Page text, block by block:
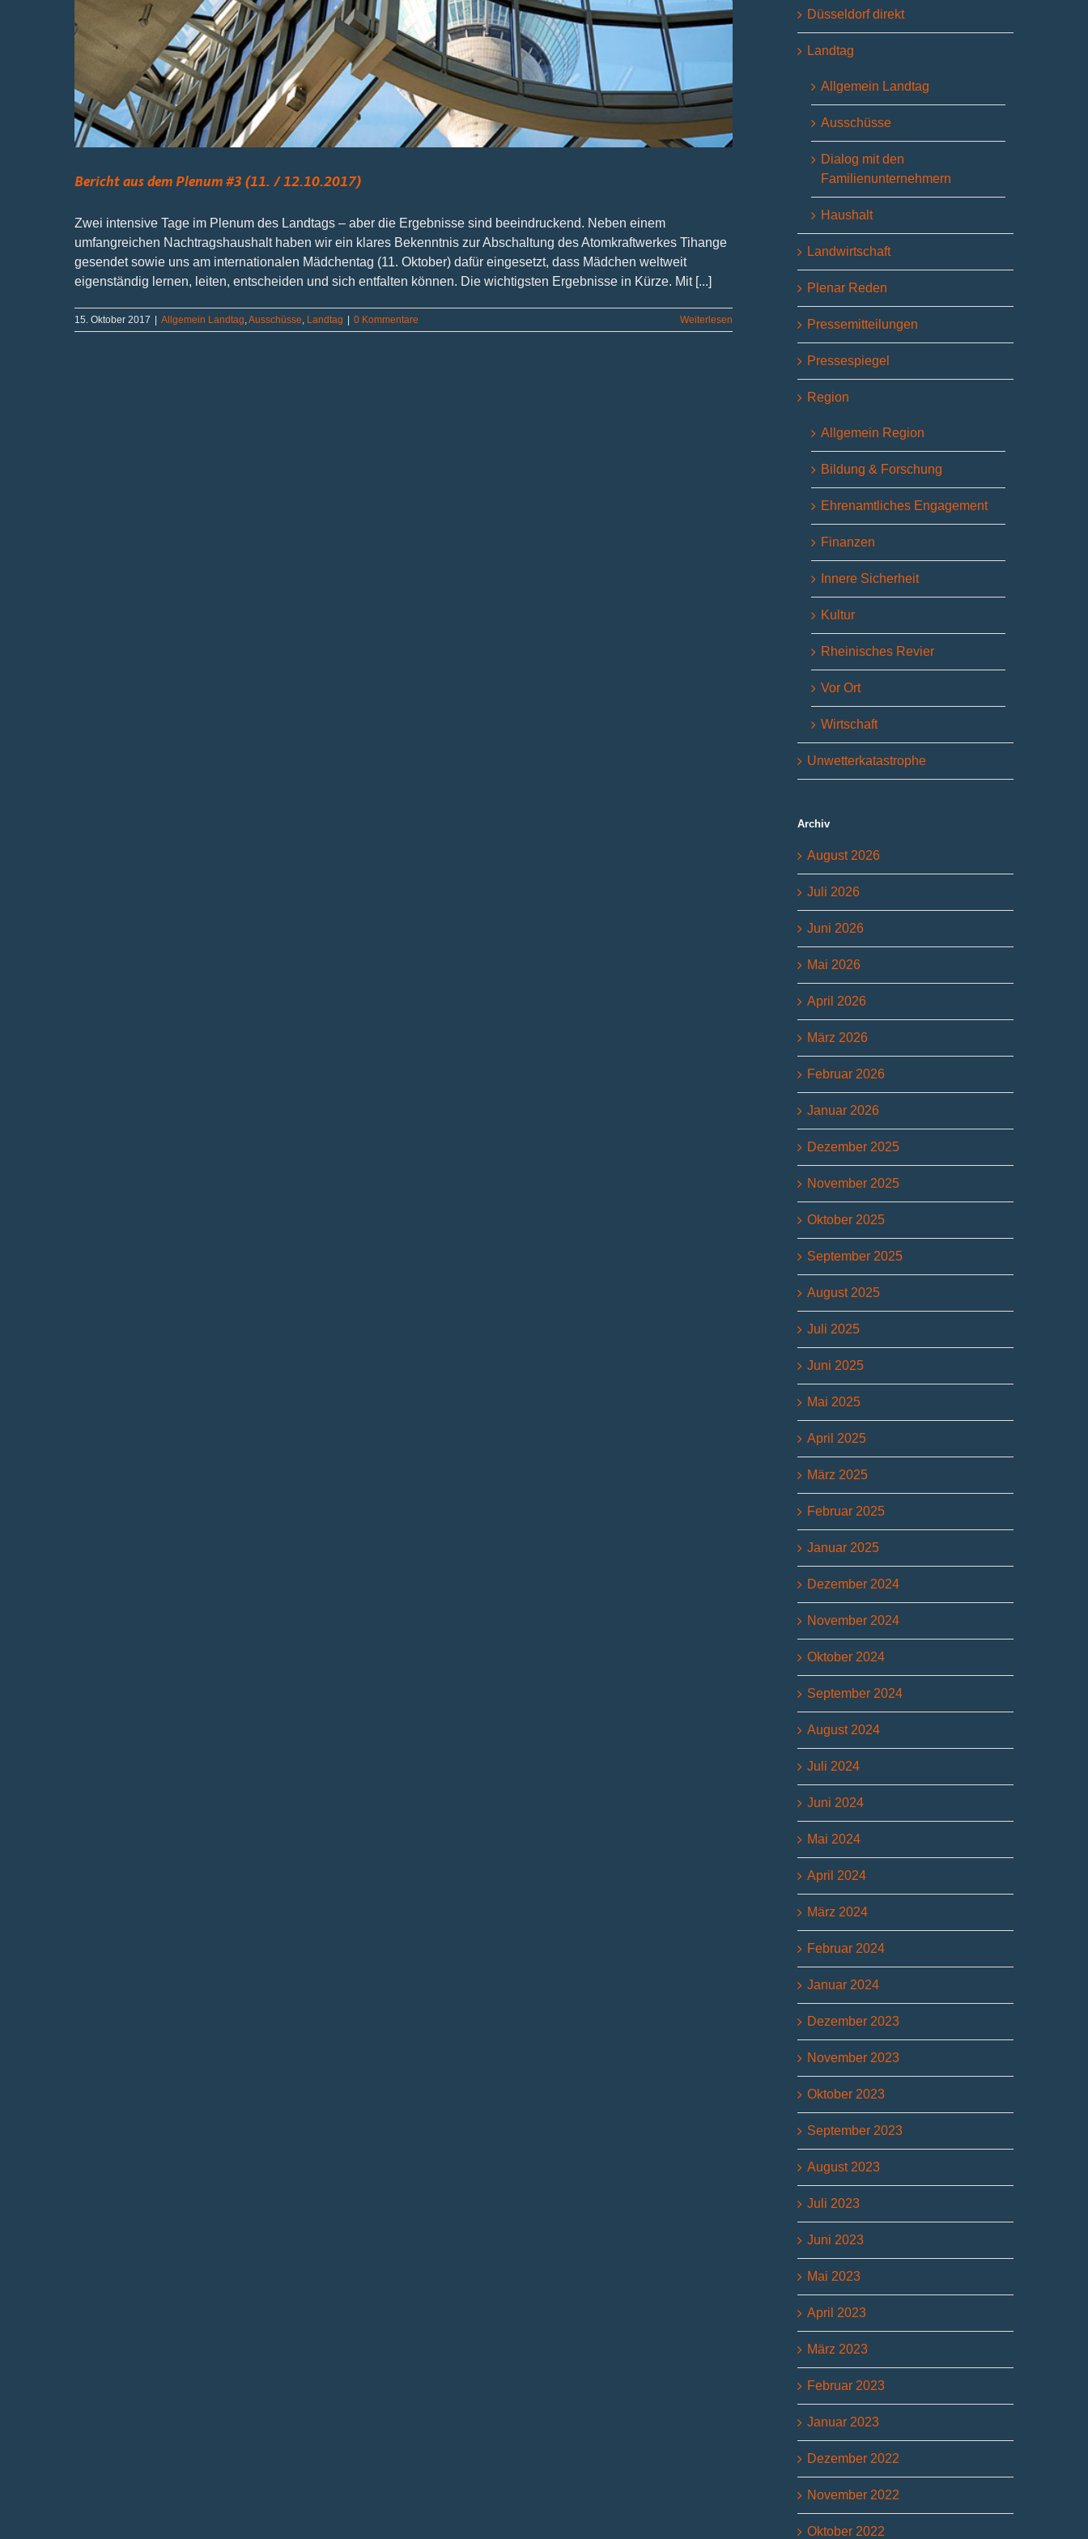
Bericht aus dem Plenum #3 (11. / 12.10.2017)
Zwei intensive Tage im Plenum des Landtags – aber die Ergebnisse sind beeindruckend. Neben einem
umfangreichen Nachtragshaushalt haben wir ein klares Bekenntnis zur Abschaltung des Atomkraftwerkes Tihange
gesendet sowie uns am internationalen Mädchentag (11. Oktober) dafür eingesetzt, dass Mädchen weltweit
eigenständig lernen, leiten, entscheiden und sich entfalten können. Die wichtigsten Ergebnisse in Kürze. Mit [...]
15. Oktober 2017 | Allgemein Landtag Ausschüsse Landtag | 0 Kommentare Weiterlesen
Düsseldorf direkt
Landtag
Allgemein Landtag
Ausschüsse
Dialog mit den
Familienunternehmern
Haushalt
Landwirtschaft
Plenar Reden
Pressemitteilungen
Pressespiegel
Region
Allgemein Region
Bildung & Forschung
Ehrenamtliches Engagement
Finanzen
Innere Sicherheit
Kultur
Rheinisches Revier
Vor Ort
Wirtschaft
Unwetterkatastrophe
Archiv
August 2026
Juli 2026
Juni 2026
Mai 2026
April 2026
März 2026
Februar 2026
Januar 2026
Dezember 2025
November 2025
Oktober 2025
September 2025
August 2025
Juli 2025
Juni 2025
Mai 2025
April 2025
März 2025
Februar 2025
Januar 2025
Dezember 2024
November 2024
Oktober 2024
September 2024
August 2024
Juli 2024
Juni 2024
Mai 2024
April 2024
März 2024
Februar 2024
Januar 2024
Dezember 2023
November 2023
Oktober 2023
September 2023
August 2023
Juli 2023
Juni 2023
Mai 2023
April 2023
März 2023
Februar 2023
Januar 2023
Dezember 2022
November 2022
Oktober 2022